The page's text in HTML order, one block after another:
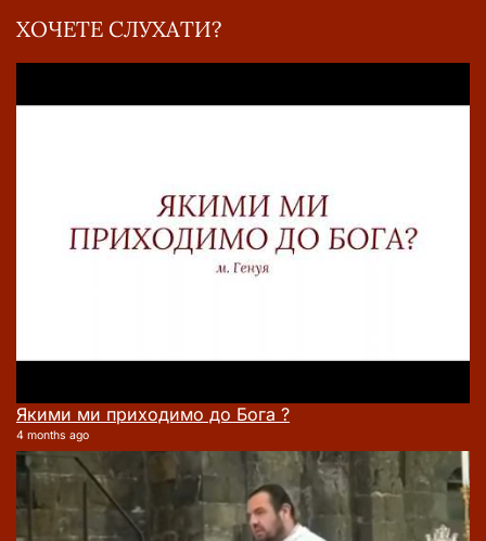
ХОЧЕТЕ СЛУХАТИ?
Якими ми приходимо до Бога ?
4 months ago